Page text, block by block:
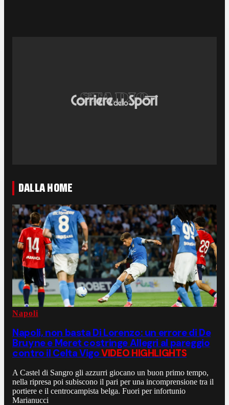
DALLA HOME
Napoli
Napoli, non basta Di Lorenzo: un errore di De
Bruyne e Meret costringe Allegri al pareggio
contro il Celta VigoVIDEO HIGHLIGHTS
A Castel di Sangro gli azzurri giocano un buon primo tempo,
nella ripresa poi subiscono il pari per una incomprensione tra il
portiere e il centrocampista belga. Fuori per infortunio
Marianucci